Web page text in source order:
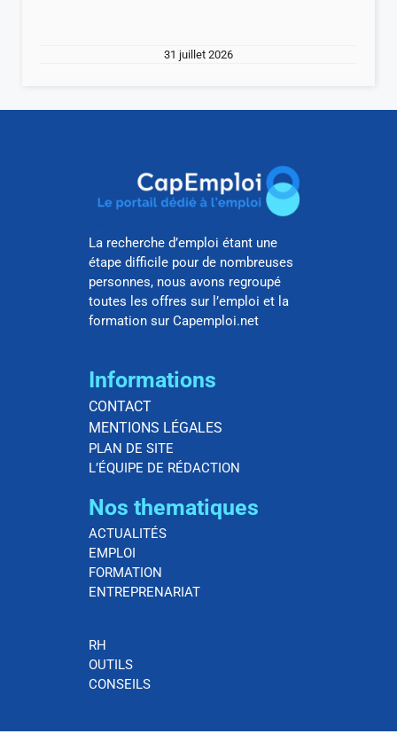
31 juillet 2026
La recherche d’emploi étant une
étape difficile pour de nombreuses
personnes, nous avons regroupé
toutes les offres sur l’emploi et la
formation sur Capemploi.net
Informations
CONTACT
MENTIONS LÉGALES
PLAN DE SITE
L’ÉQUIPE DE RÉDACTION
Nos thematiques
ACTUALITÉS
EMPLOI
FORMATION
ENTREPRENARIAT
RH
OUTILS
CONSEILS